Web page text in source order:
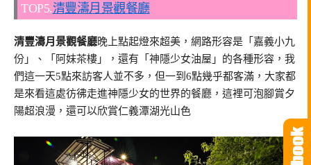
TOP5.清豐濤月景觀餐廳
清豐濤月景觀餐廳晚上點起燈來超美，網路形容是「嘉義小九
份」、「阿妹茶樓」，還有「神隱少女油屋」的各種形容，我
們這一天5點來訪客人並不多，但一到6點幾乎都客滿，大家都
是來看這處彷彿走進神隱少女的世界的餐廳，這裡可泡腳賞夕
陽超浪漫，還可以欣賞仁義潭湖光山色